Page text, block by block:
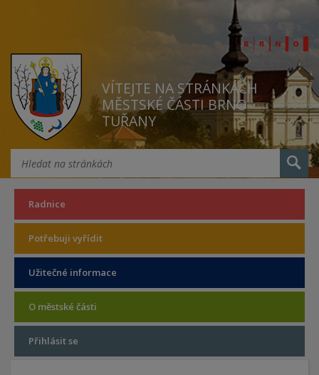
VÍTEJTE NA STRÁNKÁCH
MĚSTSKÉ ČÁSTI BRNO
TUŘANY
Radnice
Potřebuji vyřídit
Užitečné informace
O městské části
Přihlásit se